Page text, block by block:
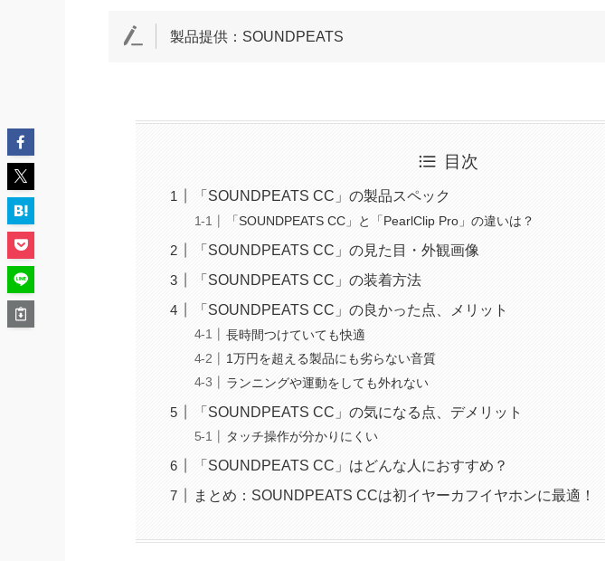
製品提供：SOUNDPEATS
目次
「SOUNDPEATS CC」の製品スペック
「SOUNDPEATS CC」と「PearlClip Pro」の違いは？
「SOUNDPEATS CC」の見た目・外観画像
「SOUNDPEATS CC」の装着方法
「SOUNDPEATS CC」の良かった点、メリット
長時間つけていても快適
1万円を超える製品にも劣らない音質
ランニングや運動をしても外れない
「SOUNDPEATS CC」の気になる点、デメリット
タッチ操作が分かりにくい
「SOUNDPEATS CC」はどんな人におすすめ？
まとめ：SOUNDPEATS CCは初イヤーカフイヤホンに最適！